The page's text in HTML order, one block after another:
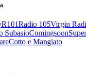
R101Radio 105Virgin
SubasioComingsoon
Cotto e Mangiato